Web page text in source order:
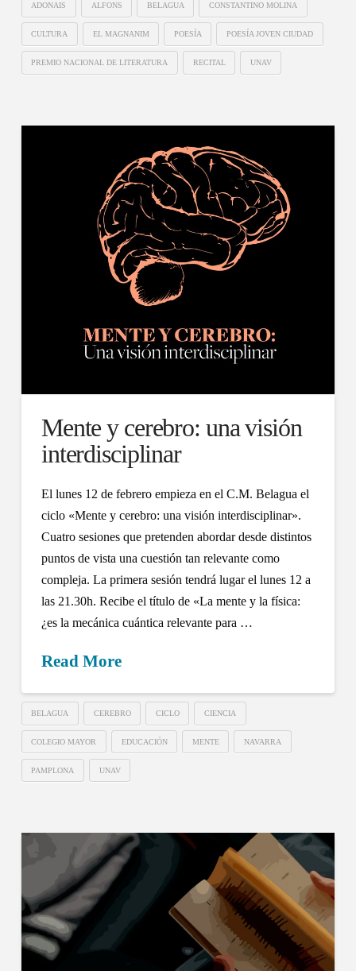
ADONAIS ALFONS BELAGUA CONSTANTINO MOLINA
CULTURA EL MAGNANIM POESÍA POESÍA JOVEN CIUDAD
PREMIO NACIONAL DE LITERATURA RECITAL UNAV
Mente y cerebro: una visión
interdisciplinar
El lunes 12 de febrero empieza en el C.M. Belagua el
ciclo «Mente y cerebro: una visión interdisciplinar».
Cuatro sesiones que pretenden abordar desde distintos
puntos de vista una cuestión tan relevante como
compleja. La primera sesión tendrá lugar el lunes 12 a
las 21.30h. Recibe el título de «La mente y la física:
¿es la mecánica cuántica relevante para …
Read More
BELAGUA CEREBRO CICLO CIENCIA
COLEGIO MAYOR EDUCACIÓN MENTE NAVARRA
PAMPLONA UNAV